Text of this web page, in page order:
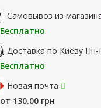
Самовывоз из
Бесплатно
Доставка по Киеву Пн-
Бесплатно
Новая почта
от 130.00 грн